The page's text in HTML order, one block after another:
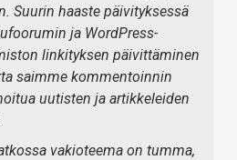
Suurin haaste päivityksessä
ja WordPress-
linkityksen päivittäminen
saimme kommentoinnin
uutisten ja artikkeleiden
vakioteema on tumma,